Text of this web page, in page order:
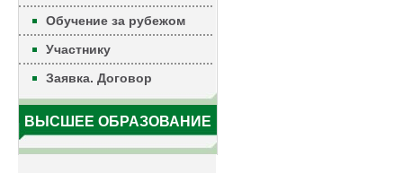
Обучение за рубежом
Участнику
Заявка. Договор
ВЫСШЕЕ ОБРАЗОВАНИЕ